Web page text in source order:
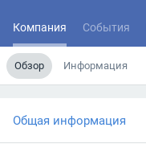
Компания События
Обзор Информация
Общая информация